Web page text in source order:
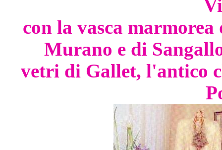
con la vasca
Murano e di
vetri di Gallet, l'antico